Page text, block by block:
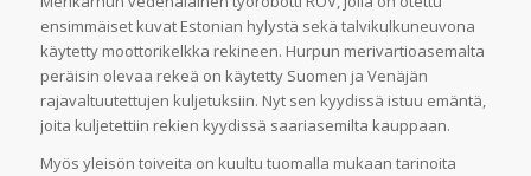
ensimmäiset kuvat Estonian hylystä sekä talvikulkuneuvona
käytetty moottorikelkka rekineen. Hurpun merivartioasemalta
peräisin olevaa rekeä on käytetty Suomen ja Venäjän
rajavaltuutettujen kuljetuksiin. Nyt sen kyydissä istuu emäntä,
joita kuljetettiin rekien kyydissä saariasemilta kauppaan.
Myös yleisön toiveita on kuultu tuomalla mukaan tarinoita